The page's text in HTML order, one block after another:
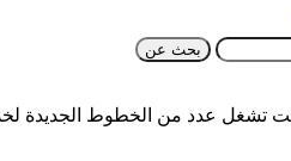
بحث عن
تشغل عدد من الخطوط الجديدة